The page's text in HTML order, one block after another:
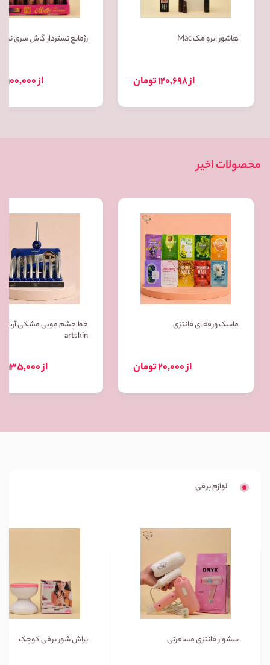
هاشور ابرو مک Mac
از 120,698 تومان
رژمایع تستردار گاش سری نود Gush
از 100,000 تومان
محصولات اخیر
ماسک ورقه ای فانتزی
از 20,000 تومان
خط چشم مویی مشکی آرت
artskin
از 135,000 تومان
لوازم برقی
سشوار فانتزی مسافرتی براش شور برقی کوچک